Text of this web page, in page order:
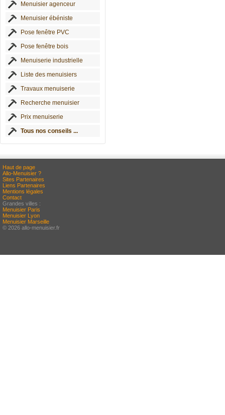
Menuisier agenceur
Menuisier ébéniste
Pose fenêtre PVC
Pose fenêtre bois
Menuiserie industrielle
Liste des menuisiers
Travaux menuiserie
Recherche menuisier
Prix menuiserie
Tous nos conseils ...
Haut de page
Allo-Menuisier ?
Sites Partenaires
Liens Partenaires
Mentions légales
Contact
Grandes villes :
Menuisier Paris
Menuisier Lyon
Menuisier Marseille
© 2026 allo-menuisier.fr